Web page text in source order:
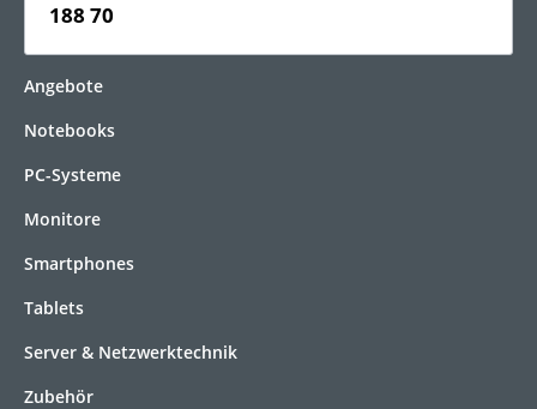
188 70
Angebote
Notebooks
PC-Systeme
Monitore
Smartphones
Tablets
Server & Netzwerktechnik
Zubehör